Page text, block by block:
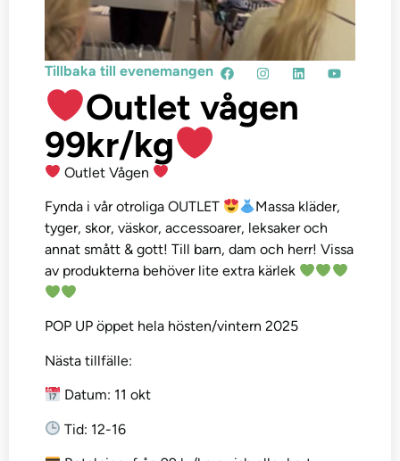
Tillbaka till evenemangen
Outlet vågen
99kr/kg
Outlet Vågen
Fynda i vår otroliga OUTLET
Massa kläder,
tyger, skor, väskor, accessoarer, leksaker och
annat smått & gott! Till barn, dam och herr! Vissa
av produkterna behöver lite extra kärlek
POP UP öppet hela hösten/vintern 2025
Nästa tillfälle:
Datum: 11 okt
Tid: 12-16